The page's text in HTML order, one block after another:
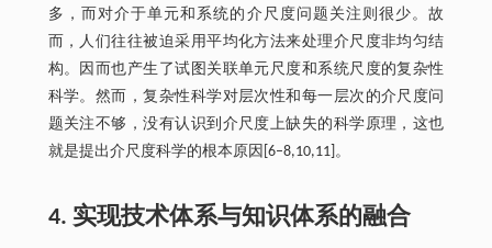
多，而对介于单元和系统的介尺度问题关注则很少。故
而，人们往往被迫采用平均化方法来处理介尺度非均匀结
构。因而也产生了试图关联单元尺度和系统尺度的复杂性
科学。然而，复杂性科学对层次性和每一层次的介尺度问
题关注不够，没有认识到介尺度上缺失的科学原理，这也
就是提出介尺度科学的根本原因[6–8,10,11]。
4. 实现技术体系与知识体系的融合